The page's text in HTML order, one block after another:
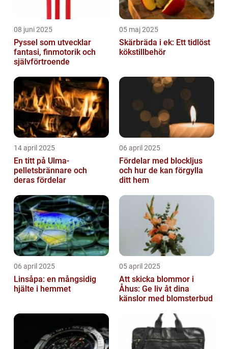
08 juni 2025
Pyssel som utvecklar
fantasi, finmotorik och
självförtroende
05 maj 2025
Skärbräda i ek: Ett tidlöst
kökstillbehör
14 april 2025
En titt på Ulma-
pelletsbrännare och
deras fördelar
06 april 2025
Fördelar med blockljus
och hur de kan förgylla
ditt hem
06 april 2025
Linsåpa: en mångsidig
hjälte i hemmet
05 april 2025
Att skicka blommor i
Åhus: Ge liv åt dina
känslor med blomsterbud